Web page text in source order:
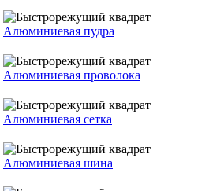
Алюминиевая пудра
Алюминиевая проволока
Алюминиевая сетка
Алюминиевая шина